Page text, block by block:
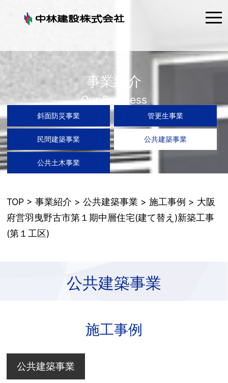
事業紹介
Our Business
斜面防災事業 管更生事業
民間建築事業 公共建築事業
公共土木事業
TOP >事業紹介 >公共建築事業 >施工事例 > 大阪
府営羽曳野古市第１期中層住宅(建て替え)新築工事
(第１工区)
公共建築事業
施工事例
公共建築事業